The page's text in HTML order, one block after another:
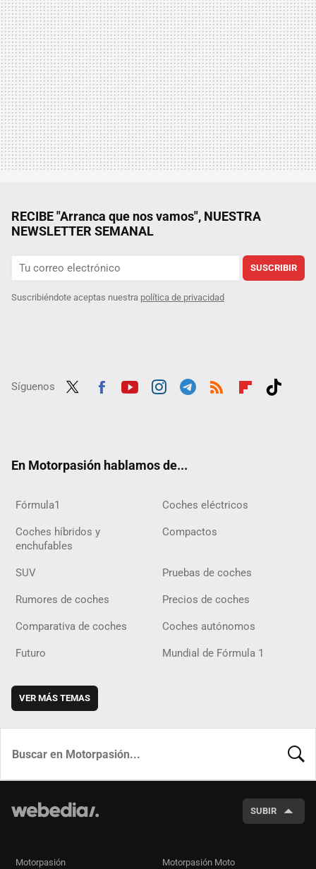
RECIBE "Arranca que nos vamos", NUESTRA
NEWSLETTER SEMANAL
SUSCRIBIR
Suscribiéndote aceptas nuestra política de privacidad
Síguenos
En Motorpasión hablamos de...
Fórmula1 Coches eléctricos
Coches híbridos y
enchufables
Compactos
SUV Pruebas de coches
Rumores de coches Precios de coches
Comparativa de coches Coches autónomos
Futuro Mundial de Fórmula 1
VER MÁS TEMAS
SUBIR
Motorpasión Motorpasión Moto